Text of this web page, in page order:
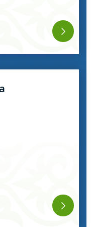
или
ковров, и т. д.